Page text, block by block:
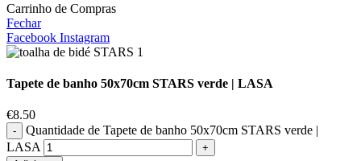
Carrinho de Compras
Fechar
Facebook Instagram
Tapete de banho 50x70cm STARS verde | LASA
€8.50
Quantidade de Tapete de banho 50x70cm STARS verde |
LASA